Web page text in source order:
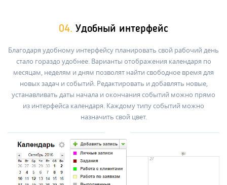
04. Удобный интерфейс
Благодаря удобному интерфейсу планировать свой рабочий день
стало гораздо удобнее. Варианты отображения календаря по
месяцам, неделям и дням позволят найти свободное время для
новых задач и событий. Редактировать и добавлять новые,
устанавливать даты начала и окончания событий можно прямо
из интерфейса календаря. Каждому типу событий можно
назначить свой цвет.